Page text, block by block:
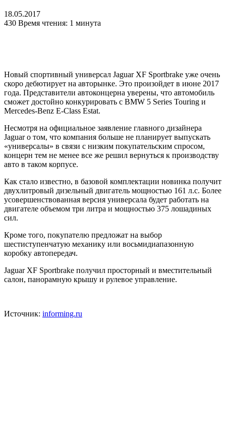
18.05.2017
430 Время чтения: 1 минута
Новый спортивный универсал Jaguar XF Sportbrake уже очень
скоро дебютирует на авторынке. Это произойдет в июне 2017
года. Представители автоконцерна уверены, что автомобиль
сможет достойно конкурировать с BMW 5 Series Touring и
Mercedes-Benz E-Class Estat.
Несмотря на официальное заявление главного дизайнера
Jaguar о том, что компания больше не планирует выпускать
«универсалы» в связи с низким покупательским спросом,
концерн тем не менее все же решил вернуться к производству
авто в таком корпусе.
Как стало известно, в базовой комплектации новинка получит
двухлитровый дизельный двигатель мощностью 161 л.с. Более
усовершенствованная версия универсала будет работать на
двигателе объемом три литра и мощностью 375 лошадиных
сил.
Кроме того, покупателю предложат на выбор
шестиступенчатую механику или восьмидиапазонную
коробку автопередач.
Jaguar XF Sportbrake получил просторный и вместительный
салон, панорамную крышу и рулевое управление.
Источник: informing.ru